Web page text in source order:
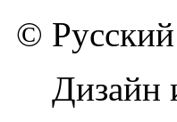
©
Дизайн